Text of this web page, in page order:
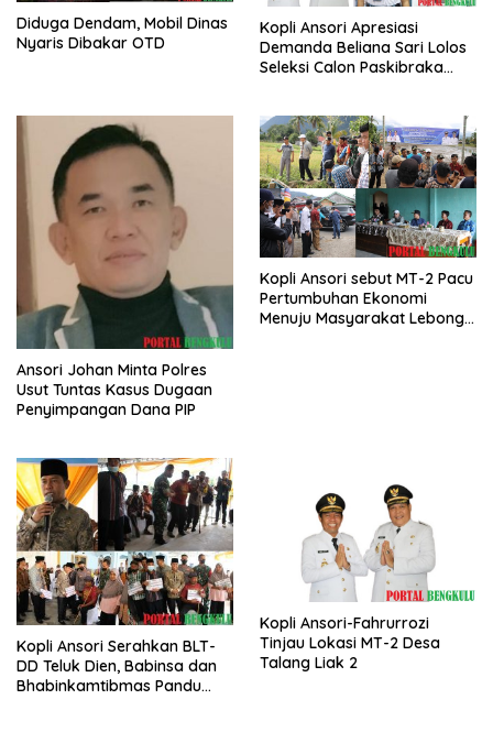
Diduga Dendam, Mobil Dinas
Nyaris Dibakar OTD
Kopli Ansori Apresiasi
Demanda Beliana Sari Lolos
Seleksi Calon Paskibraka
Ansori Johan Minta Polres
Usut Tuntas Kasus Dugaan
Penyimpangan Dana PIP
Kopli Ansori sebut MT-2 Pacu
Pertumbuhan Ekonomi
Menuju Masyarakat Lebong
Kopli Ansori Serahkan BLT-
DD Teluk Dien, Babinsa dan
Bhabinkamtibmas Pandu
Kopli Ansori-Fahrurrozi
Tinjau Lokasi MT-2 Desa
Talang Liak 2